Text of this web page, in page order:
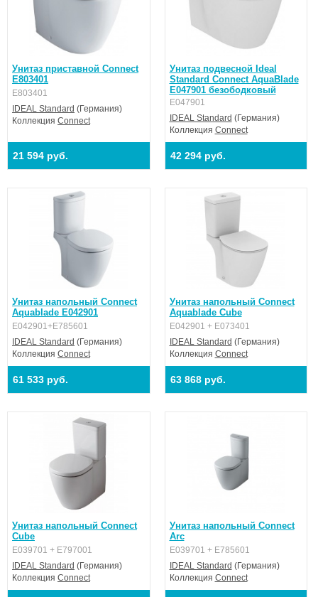
Унитаз приставной Connect
E803401
E803401
IDEAL Standard (Германия)
Коллекция Connect
21 594 руб.
Унитаз подвесной Ideal
Standard Connect AquaBlade
E047901 безободковый
E047901
IDEAL Standard (Германия)
Коллекция Connect
42 294 руб.
Унитаз напольный Connect
Aquablade E042901
E042901+E785601
IDEAL Standard (Германия)
Коллекция Connect
61 533 руб.
Унитаз напольный Connect
Aquablade Cube
E042901 + E073401
IDEAL Standard (Германия)
Коллекция Connect
63 868 руб.
Унитаз напольный Connect
Cube
E039701 + E797001
IDEAL Standard (Германия)
Коллекция Connect
Унитаз напольный Connect
Arc
E039701 + E785601
IDEAL Standard (Германия)
Коллекция Connect